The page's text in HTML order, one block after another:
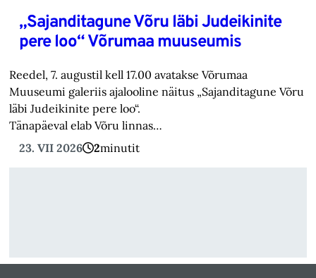
„Sajanditagune Võru läbi Judeikinite
pere loo“ Võrumaa muuseumis
Reedel, 7. augustil kell 17.00 avatakse Võrumaa
Muuseumi galeriis ajalooline näitus „Sajanditagune Võru
läbi Judeikinite pere loo“.
Tänapäeval elab Võru linnas…
23. VII 2026
2minutit